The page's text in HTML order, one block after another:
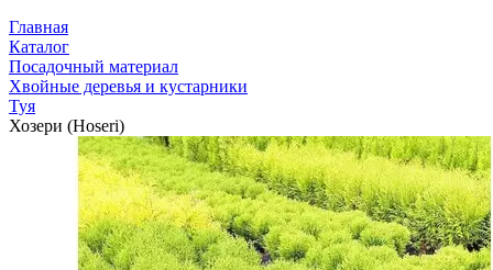
Главная
Каталог
Посадочный материал
Хвойные деревья и кустарники
Туя
Хозери (Hoseri)